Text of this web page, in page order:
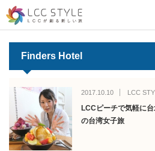
Finders Hotel
2017.10.10 LCC
LCCピーチで気軽に
の台湾女子旅